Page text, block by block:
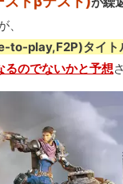
to-play,F2P)タイト
るのでないかと予想